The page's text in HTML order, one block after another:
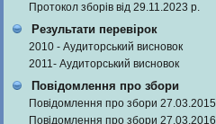
Протокол зборів від 29.11.2023 р.
Результати перевірок
2010 - Аудиторський висновок
2011- Аудиторський висновок
Повідомлення про збори
Повідомлення про збори 27.03.2015
Повідомлення про збори 27.03.2016